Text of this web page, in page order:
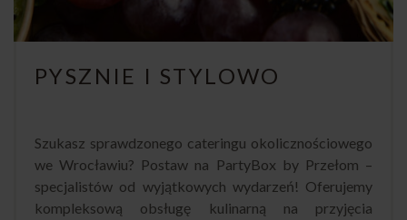
PYSZNIE I STYLOWO
Szukasz sprawdzonego cateringu okolicznościowego
we Wrocławiu? Postaw na PartyBox by Przełom –
specjalistów od wyjątkowych wydarzeń! Oferujemy
kompleksową obsługę kulinarną na przyjęcia